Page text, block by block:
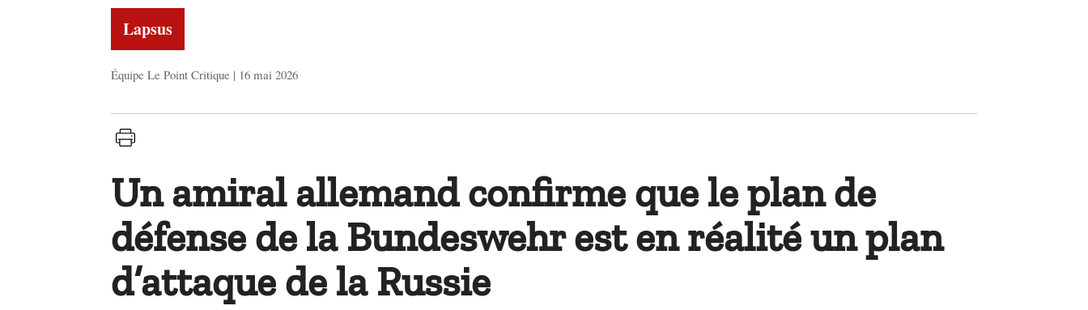
Lapsus
Équipe Le Point Critique | 16 mai 2026
Un amiral allemand confirme que le plan de
défense de la Bundeswehr est en réalité un plan
d’attaque de la Russie